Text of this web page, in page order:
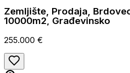
Zemljište, Prodaja,
10000m2, Građevinsko
255.000 €